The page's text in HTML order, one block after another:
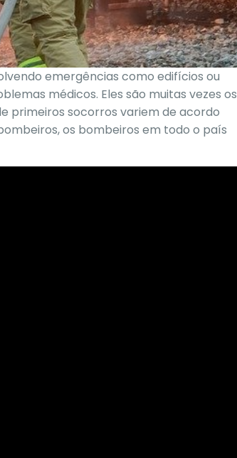
emergências como edifícios ou
médicos. Eles são muitas vezes os
primeiros socorros variem de acordo
os bombeiros em todo o país